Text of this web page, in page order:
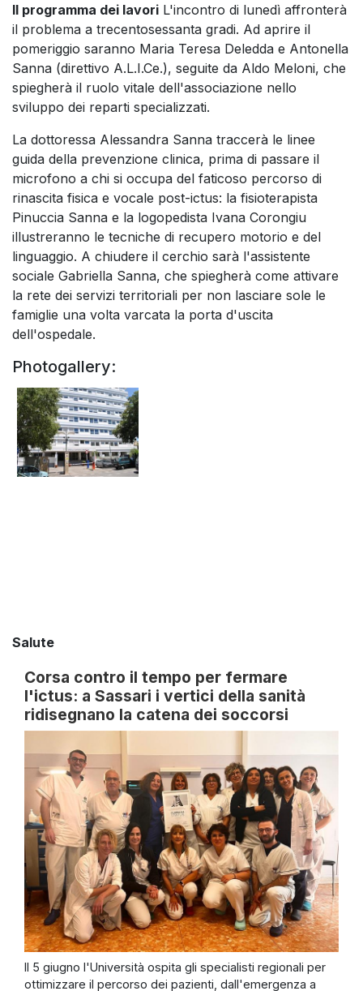
Il programma dei lavori L'incontro di lunedì affronterà
il problema a trecentosessanta gradi. Ad aprire il
pomeriggio saranno Maria Teresa Deledda e Antonella
Sanna (direttivo A.L.I.Ce.), seguite da Aldo Meloni, che
spiegherà il ruolo vitale dell'associazione nello
sviluppo dei reparti specializzati.
La dottoressa Alessandra Sanna traccerà le linee
guida della prevenzione clinica, prima di passare il
microfono a chi si occupa del faticoso percorso di
rinascita fisica e vocale post-ictus: la fisioterapista
Pinuccia Sanna e la logopedista Ivana Corongiu
illustreranno le tecniche di recupero motorio e del
linguaggio. A chiudere il cerchio sarà l'assistente
sociale Gabriella Sanna, che spiegherà come attivare
la rete dei servizi territoriali per non lasciare sole le
famiglie una volta varcata la porta d'uscita
dell'ospedale.
Photogallery:
Salute
Corsa contro il tempo per fermare
l'ictus: a Sassari i vertici della sanità
ridisegnano la catena dei soccorsi
Il 5 giugno l'Università ospita gli specialisti regionali per
ottimizzare il percorso dei pazienti, dall'emergenza a